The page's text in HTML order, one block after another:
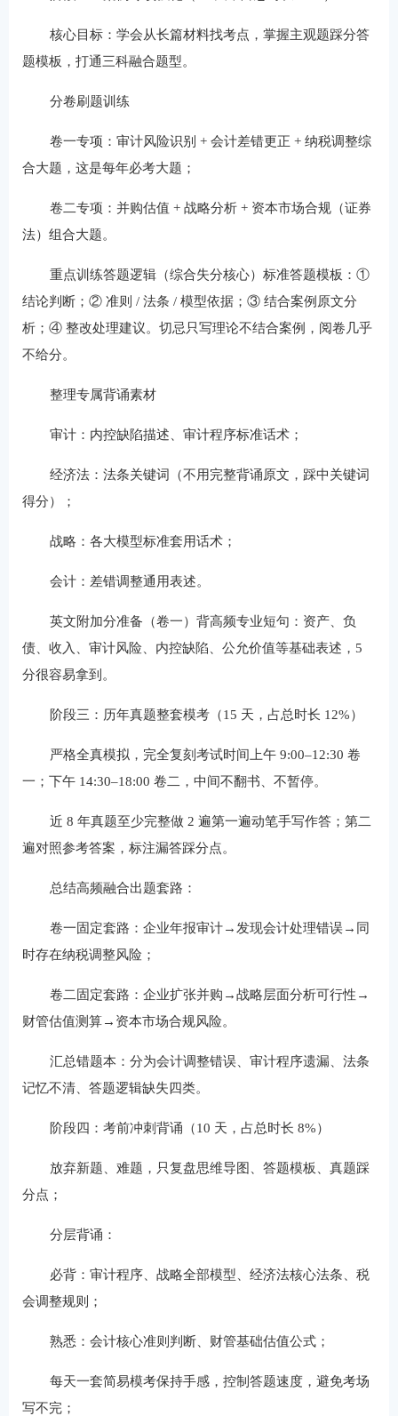
核心目标：学会从长篇材料找考点，掌握主观题踩分答
题模板，打通三科融合题型。
分卷刷题训练
卷一专项：审计风险识别 + 会计差错更正 + 纳税调整综
合大题，这是每年必考大题；
卷二专项：并购估值 + 战略分析 + 资本市场合规（证券
法）组合大题。
重点训练答题逻辑（综合失分核心）标准答题模板：①
结论判断；② 准则 / 法条 / 模型依据；③ 结合案例原文分
析；④ 整改处理建议。切忌只写理论不结合案例，阅卷几乎
不给分。
整理专属背诵素材
审计：内控缺陷描述、审计程序标准话术；
经济法：法条关键词（不用完整背诵原文，踩中关键词
得分）；
战略：各大模型标准套用话术；
会计：差错调整通用表述。
英文附加分准备（卷一）背高频专业短句：资产、负
债、收入、审计风险、内控缺陷、公允价值等基础表述，5
分很容易拿到。
阶段三：历年真题整套模考（15 天，占总时长 12%）
严格全真模拟，完全复刻考试时间上午 9:00–12:30 卷
一；下午 14:30–18:00 卷二，中间不翻书、不暂停。
近 8 年真题至少完整做 2 遍第一遍动笔手写作答；第二
遍对照参考答案，标注漏答踩分点。
总结高频融合出题套路：
卷一固定套路：企业年报审计→发现会计处理错误→同
时存在纳税调整风险；
卷二固定套路：企业扩张并购→战略层面分析可行性→
财管估值测算→资本市场合规风险。
汇总错题本：分为会计调整错误、审计程序遗漏、法条
记忆不清、答题逻辑缺失四类。
阶段四：考前冲刺背诵（10 天，占总时长 8%）
放弃新题、难题，只复盘思维导图、答题模板、真题踩
分点；
分层背诵：
必背：审计程序、战略全部模型、经济法核心法条、税
会调整规则；
熟悉：会计核心准则判断、财管基础估值公式；
每天一套简易模考保持手感，控制答题速度，避免考场
写不完；